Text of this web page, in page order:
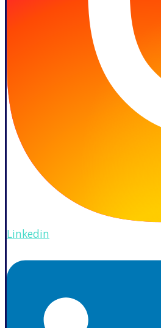
Linkedin